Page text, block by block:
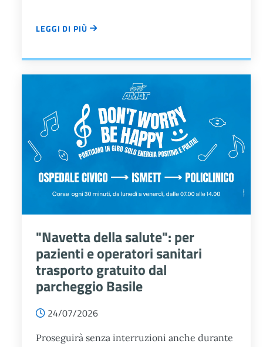
LEGGI DI PIÙ
UN GRUPPO DI RICERCA ITALO-INGLESE HA
"Navetta della salute": per
pazienti e operatori sanitari
trasporto gratuito dal
parcheggio Basile
24/07/2026
Proseguirà senza interruzioni anche durante